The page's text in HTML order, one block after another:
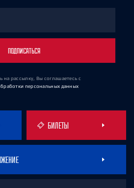
ПОДПИСАТЬСЯ
на рассылку, Вы соглашаетесь с
персональных данных
БИЛЕТЫ